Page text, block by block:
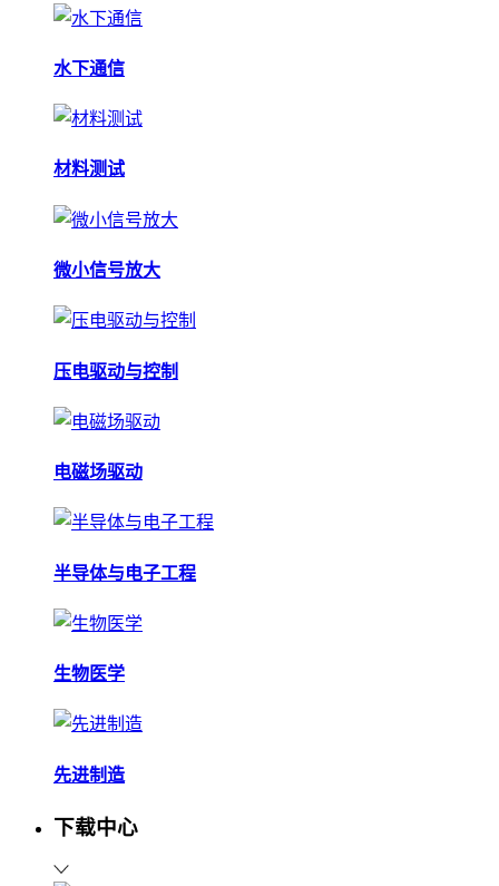
水下通信
材料测试
微小信号放大
压电驱动与控制
电磁场驱动
半导体与电子工程
生物医学
先进制造
下载中心